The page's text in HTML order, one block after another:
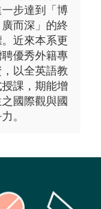
一步達到「博
而深」的終
近來本系更
優秀外籍專
以全英語教
課，期能增
國際觀與國
。